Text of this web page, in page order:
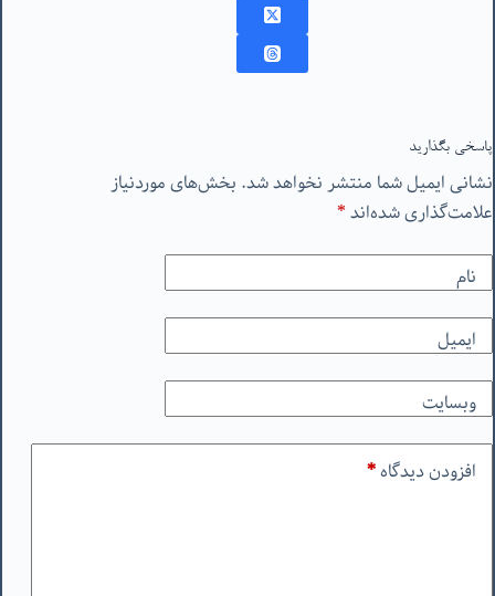
پاسخی بگذارید
نشانی ایمیل شما منتشر نخواهد شد. بخش‌های موردنیاز
علامت‌گذاری شده‌اند*
نام
ایمیل
وبسایت
افزودن دیدگاه*